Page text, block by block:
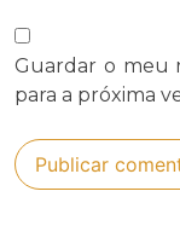
Guardar o meu
para a próxima